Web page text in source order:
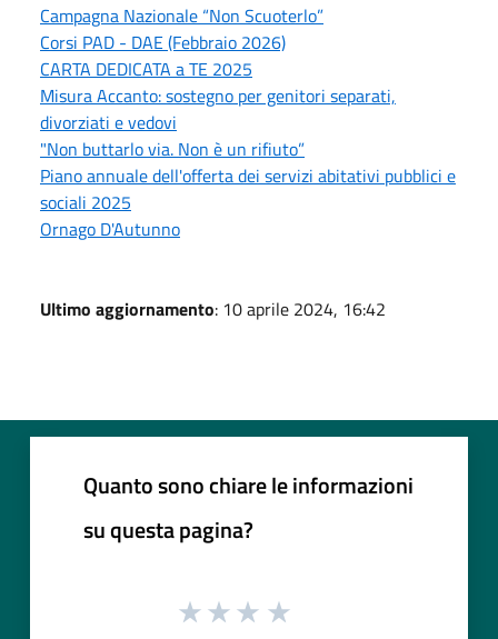
Campagna Nazionale “Non Scuoterlo”
Corsi PAD - DAE (Febbraio 2026)
CARTA DEDICATA a TE 2025
Misura Accanto: sostegno per genitori separati,
divorziati e vedovi
"Non buttarlo via. Non è un rifiuto”
Piano annuale dell'offerta dei servizi abitativi pubblici e
sociali 2025
Ornago D'Autunno
Ultimo aggiornamento: 10 aprile 2024, 16:42
Quanto sono chiare le informazioni
su questa pagina?